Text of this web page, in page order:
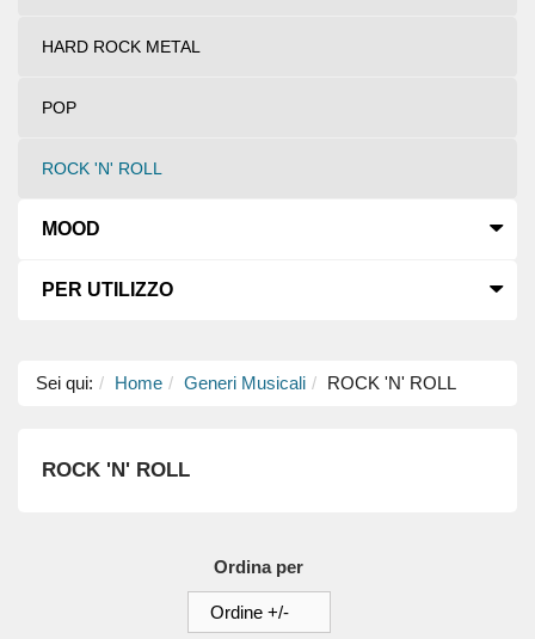
HARD ROCK METAL
POP
ROCK 'N' ROLL
MOOD
PER UTILIZZO
Sei qui: Home Generi Musicali ROCK 'N' ROLL
ROCK 'N' ROLL
Ordina per
Ordine +/-